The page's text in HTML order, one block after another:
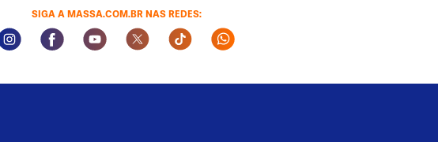
SIGA A MASSA.COM.BR NAS REDES:
Instagram Social Media
Facebook Social Media
Youtube Social Media
Twitter Social Media
Tiktok Social Media
Whatsapp Social Media